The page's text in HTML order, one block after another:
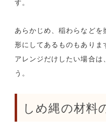
す。
あらかじめ、稲わらなど
形にしてあるものもありま
アレンジだけしたい場合は
う。
しめ縄の材料